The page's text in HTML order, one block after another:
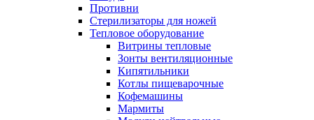
Противни
Стерилизаторы для ножей
Тепловое оборудование
Витрины тепловые
Зонты вентиляционные
Кипятильники
Котлы пищеварочные
Кофемашины
Мармиты